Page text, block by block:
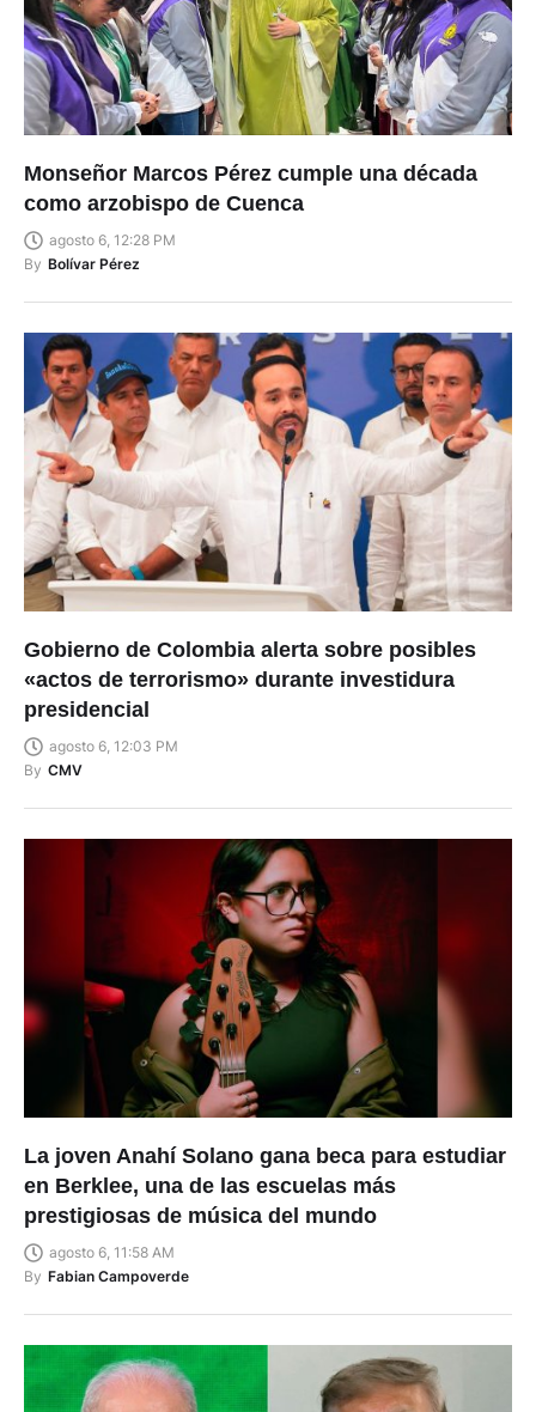
Monseñor Marcos Pérez cumple una década
como arzobispo de Cuenca
agosto 6, 12:28 PM
By
Bolívar Pérez
Gobierno de Colombia alerta sobre posibles
«actos de terrorismo» durante investidura
presidencial
agosto 6, 12:03 PM
By
La joven Anahí Solano gana beca para estudiar
en Berklee, una de las escuelas más
prestigiosas de música del mundo
agosto 6, 11:58 AM
By
Fabian Campoverde